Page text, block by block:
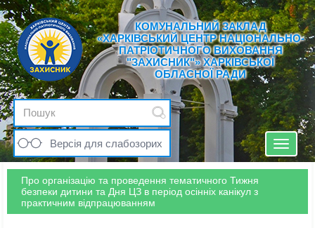
КОМУНАЛЬНИЙ ЗАКЛАД
«ХАРКІВСЬКИЙ ЦЕНТР НАЦІОНАЛЬНО-
ПАТРІОТИЧНОГО ВИХОВАННЯ
"ЗАХИСНИК"» ХАРКІВСЬКОЇ
ОБЛАСНОЇ РАДИ
Версія для слабозорих
Toggle
Про організацію та проведення тематичного Тижня
безпеки дитини та Дня ЦЗ в період осінніх канікул з
практичним відпрацюванням